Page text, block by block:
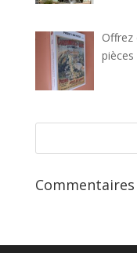
Offrez